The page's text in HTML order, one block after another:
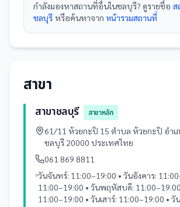
กำลังมองหาสถานที่อื่นในชลบุรี? ดูรายชื่อ ส
ชลบุรี หรือค้นหาจาก หน้ารวมสถานที่
สาขา
สาขาชลบุรี
สาขาหลัก
61/11 ห้วยกะปิ 15 ตำบล ห้วยกะปิ อำเ
ชลบุรี 20000 ประเทศไทย
061 869 8811
วันจันทร์: 11:00–19:00 • วันอังคาร:
11:00–19:00 • วันพฤหัสบดี:
11:00–19:00 • วันเสาร์: 11:00–19:00 •